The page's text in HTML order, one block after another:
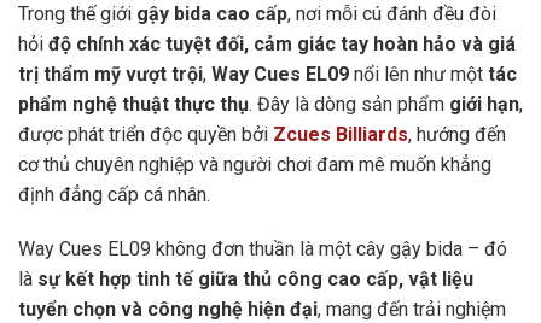
Trong thế giới gậy bida cao cấp, nơi mỗi cú đánh đều đòi
hỏi độ chính xác tuyệt đối, cảm giác tay hoàn hảo và giá
trị thẩm mỹ vượt trội, Way Cues EL09 nổi lên như một tác
phẩm nghệ thuật thực thụ. Đây là dòng sản phẩm giới hạn,
được phát triển độc quyền bởi Zcues Billiards, hướng đến
cơ thủ chuyên nghiệp và người chơi đam mê muốn khẳng
định đẳng cấp cá nhân.
Way Cues EL09 không đơn thuần là một cây gậy bida – đó
là sự kết hợp tinh tế giữa thủ công cao cấp, vật liệu
tuyển chọn và công nghệ hiện đại, mang đến trải nghiệm